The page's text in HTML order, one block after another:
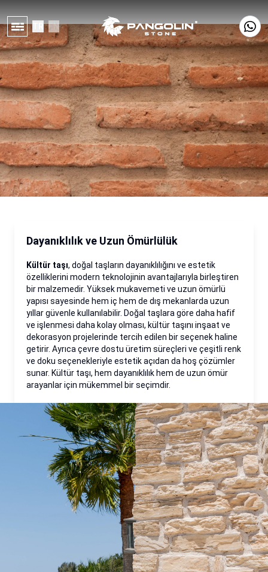
EN
Dayanıklılık ve Uzun Ömürlülük
Kültür taşı, doğal taşların dayanıklılığını ve estetik
özelliklerini modern teknolojinin avantajlarıyla birleştiren
bir malzemedir. Yüksek mukavemeti ve uzun ömürlü
yapısı sayesinde hem iç hem de dış mekanlarda uzun
yıllar güvenle kullanılabilir. Doğal taşlara göre daha hafif
ve işlenmesi daha kolay olması, kültür taşını inşaat ve
dekorasyon projelerinde tercih edilen bir seçenek haline
getirir. Ayrıca çevre dostu üretim süreçleri ve çeşitli renk
ve doku seçenekleriyle estetik açıdan da hoş çözümler
sunar. Kültür taşı, hem dayanıklılık hem de uzun ömür
arayanlar için mükemmel bir seçimdir.